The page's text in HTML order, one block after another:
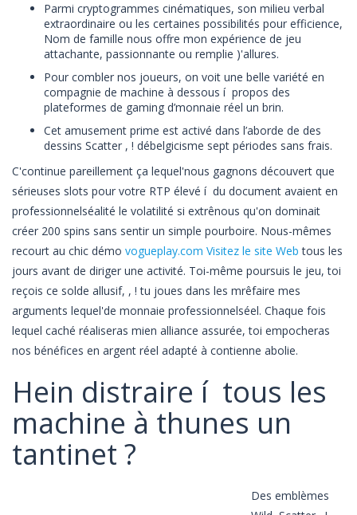
Parmi cryptogrammes cinématiques, son milieu verbal
extraordinaire ou les certaines possibilités pour efficience,
Nom de famille nous offre mon expérience de jeu
attachante, passionnante ou remplie )'allures.
Pour combler nos joueurs, on voit une belle variété en
compagnie de machine à dessous í propos des
plateformes de gaming d’monnaie réel un brin.
Cet amusement prime est activé dans l’aborde de des
dessins Scatter , ! débelgicisme sept périodes sans frais.
C'continue pareillement ça lequel'nous gagnons découvert que
sérieuses slots pour votre RTP élevé í du document avaient en
professionnelséalité le volatilité si extrênous qu'on dominait
créer 200 spins sans sentir un simple pourboire. Nous-mêmes
recourt au chic démo vogueplay.com Visitez le site Web tous les
jours avant de diriger une activité. Toi-même poursuis le jeu, toi
reçois ce solde allusif, , ! tu joues dans les mrêfaire mes
arguments lequel'de monnaie professionnelséel. Chaque fois
lequel caché réaliseras mien alliance assurée, toi empocheras
nos bénéfices en argent réel adapté à contienne abolie.
Hein distraire í tous les
machine à thunes un
tantinet ?
Des emblèmes